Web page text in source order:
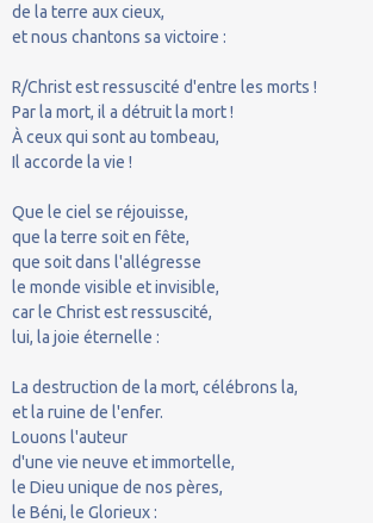
de la terre aux cieux,
et nous chantons sa victoire :
R/Christ est ressuscité d'entre les morts !
Par la mort, il a détruit la mort !
À ceux qui sont au tombeau,
Il accorde la vie !
Que le ciel se réjouisse,
que la terre soit en fête,
que soit dans l'allégresse
le monde visible et invisible,
car le Christ est ressuscité,
lui, la joie éternelle :
La destruction de la mort, célébrons la,
et la ruine de l'enfer.
Louons l'auteur
d'une vie neuve et immortelle,
le Dieu unique de nos pères,
le Béni, le Glorieux :